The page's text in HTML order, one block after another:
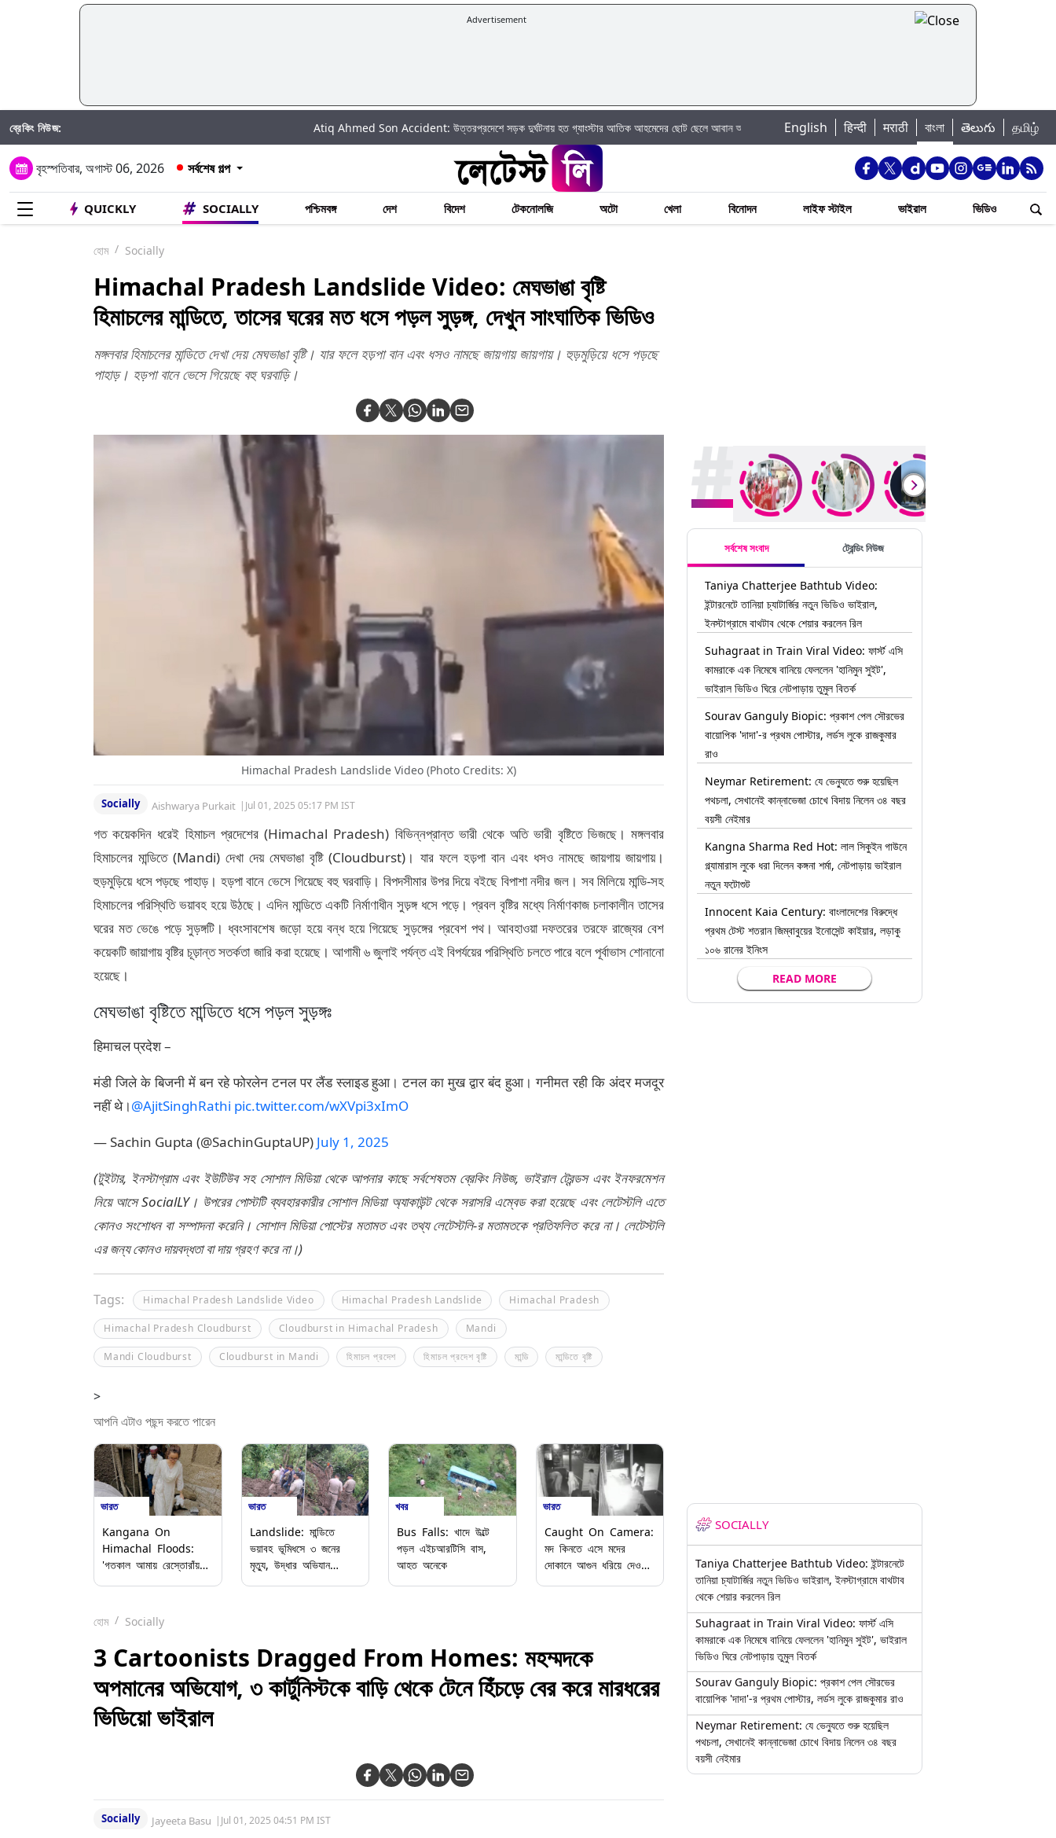
Advertisement
ব্রেকিং নিউজ: Atiq Ahmed Son Accident: উত্তরপ্রদেশে সড়ক দুর্ঘটনায় হত গ্যাংস্টার আতিক আহমেদের ছোট ছেলে আবান আহমেদ|Total Solar Eclipse 2026: অগাস্টের পূর্ণগ্রাস সূর্যগ্রহণ, ভারতে কবে কখন দেখা যাবে,
English हिन्दी मराठी বাংলা తెలుగు தமிழ்
বৃহস্পতিবার, অগাস্ট 06, 2026 সর্বশেষ গল্প
QUICKLY SOCIALLY পশ্চিমবঙ্গ দেশ বিদেশ টেকনোলজি অটো খেলা বিনোদন লাইফ স্টাইল ভাইরাল ভিডিও
হোম Socially
Himachal Pradesh Landslide Video: মেঘভাঙা বৃষ্টি
হিমাচলের মান্ডিতে, তাসের ঘরের মত ধসে পড়ল সুড়ঙ্গ, দেখুন সাংঘাতিক ভিডিও
মঙ্গলবার হিমাচলের মান্ডিতে দেখা দেয় মেঘভাঙা বৃষ্টি। যার ফলে হড়পা বান এবং ধসও নামছে জায়গায় জায়গায়। হুড়মুড়িয়ে ধসে পড়ছে
পাহাড়। হড়পা বানে ভেসে গিয়েছে বহু ঘরবাড়ি।
Himachal Pradesh Landslide Video (Photo Credits: X)
Socially Aishwarya Purkait | Jul 01, 2025 05:17 PM IST
গত কয়েকদিন ধরেই হিমাচল প্রদেশের (Himachal Pradesh) বিভিন্নপ্রান্ত ভারী থেকে অতি ভারী বৃষ্টিতে ভিজছে। মঙ্গলবার
হিমাচলের মান্ডিতে (Mandi) দেখা দেয় মেঘভাঙা বৃষ্টি (Cloudburst)। যার ফলে হড়পা বান এবং ধসও নামছে জায়গায় জায়গায়।
হুড়মুড়িয়ে ধসে পড়ছে পাহাড়। হড়পা বানে ভেসে গিয়েছে বহু ঘরবাড়ি। বিপদসীমার উপর দিয়ে বইছে বিপাশা নদীর জল। সব মিলিয়ে মান্ডি-সহ
হিমাচলের পরিস্থিতি ভয়াবহ হয়ে উঠছে। এদিন মান্ডিতে একটি নির্মাণাধীন সুড়ঙ্গ ধসে পড়ে। প্রবল বৃষ্টির মধ্যে নির্মাণকাজ চলাকালীন তাসের
ঘরের মত ভেঙে পড়ে সুড়ঙ্গটি। ধ্বংসাবশেষ জড়ো হয়ে বন্ধ হয়ে গিয়েছে সুড়ঙ্গের প্রবেশ পথ। আবহাওয়া দফতরের তরফে রাজ্যের বেশ
কয়েকটি জায়াগায় বৃষ্টির চূড়ান্ত সতর্কতা জারি করা হয়েছে। আগামী ৬ জুলাই পর্যন্ত এই বিপর্যয়ের পরিস্থিতি চলতে পারে বলে পূর্বাভাস শোনানো
হয়েছে।
মেঘভাঙা বৃষ্টিতে মান্ডিতে ধসে পড়ল সুড়ঙ্গঃ
हिमाचल प्रदेश –
मंडी जिले के बिजनी में बन रहे फोरलेन टनल पर लैंड स्लाइड हुआ। टनल का मुख द्वार बंद हुआ। गनीमत रही कि अंदर मजदूर
नहीं थे।@AjitSinghRathi pic.twitter.com/wXVpi3xImO
— Sachin Gupta (@SachinGuptaUP) July 1, 2025
(টুইটার, ইনস্টাগ্রাম এবং ইউটিউব সহ সোশাল মিডিয়া থেকে আপনার কাছে সর্বশেষতম ব্রেকিং নিউজ, ভাইরাল ট্রেন্ডস এবং ইনফরমেশন
নিয়ে আসে SocialLY। উপরের পোস্টটি ব্যবহারকারীর সোশাল মিডিয়া অ্যাকাউন্ট থেকে সরাসরি এম্বেড করা হয়েছে এবং লেটেস্টলি এতে
কোনও সংশোধন বা সম্পাদনা করেনি। সোশাল মিডিয়া পোস্টের মতামত এবং তথ্য লেটেস্টলি-র মতামতকে প্রতিফলিত করে না। লেটেস্টলি
এর জন্য কোনও দায়বদ্ধতা বা দায় গ্রহণ করে না।)
Tags: Himachal Pradesh Landslide Video Himachal Pradesh Landslide Himachal Pradesh
Himachal Pradesh Cloudburst Cloudburst in Himachal Pradesh Mandi
Mandi Cloudburst Cloudburst in Mandi হিমাচল প্রদেশ হিমাচল প্রদেশ বৃষ্টি মান্ডি মান্ডিতে বৃষ্টি
>
আপনি এটাও পছন্দ করতে পারেন
ভারত
Kangana On
Himachal Floods:
'গতকাল আমায় রেস্তোরাঁয়
বললেন কঙ্গনা
ভারত
Landslide: মান্ডিতে
ভয়াবহ ভূমিধসে ৩ জনের
মৃত্যু, উদ্ধার অভিযান
খবর
Bus Falls: খাদে উল্টে
পড়ল এইচআরটিসি বাস,
আহত অনেকে
ভারত
Caught On Camera:
মদ কিনতে এসে মদের
দোকানে আগুন ধরিয়ে দেওয়ার
হোম Socially
3 Cartoonists Dragged From Homes: মহম্মদকে
অপমানের অভিযোগ, ৩ কার্টুনিস্টকে বাড়ি থেকে টেনে হিঁচড়ে বের করে মারধরের
ভিডিয়ো ভাইরাল
Socially Jayeeta Basu | Jul 01, 2025 04:51 PM IST
সর্বশেষ সংবাদ ট্রেন্ডিং নিউজ
Taniya Chatterjee Bathtub Video:
ইন্টারনেটে তানিয়া চ্যাটার্জির নতুন ভিডিও ভাইরাল,
ইনস্টাগ্রামে বাথটাব থেকে শেয়ার করলেন রিল
Suhagraat in Train Viral Video: ফার্স্ট এসি
কামরাকে এক নিমেষে বানিয়ে ফেললেন 'হানিমুন সুইট',
ভাইরাল ভিডিও ঘিরে নেটপাড়ায় তুমুল বিতর্ক
Sourav Ganguly Biopic: প্রকাশ পেল সৌরভের
বায়োপিক 'দাদা'-র প্রথম পোস্টার, লর্ডস লুকে রাজকুমার
রাও
Neymar Retirement: যে ভেন্যুতে শুরু হয়েছিল
পথচলা, সেখানেই কান্নাভেজা চোখে বিদায় নিলেন ৩৪ বছর
বয়সী নেইমার
Kangna Sharma Red Hot: লাল সিকুইন গাউনে
গ্ল্যামারাস লুকে ধরা দিলেন কঙ্গনা শর্মা, নেটপাড়ায় ভাইরাল
নতুন ফটোশুট
Innocent Kaia Century: বাংলাদেশের বিরুদ্ধে
প্রথম টেস্ট শতরান জিম্বাবুয়ের ইনোসেন্ট কাইয়ার, লড়াকু
১০৬ রানের ইনিংস
READ MORE
SOCIALLY
Taniya Chatterjee Bathtub Video: ইন্টারনেটে
তানিয়া চ্যাটার্জির নতুন ভিডিও ভাইরাল, ইনস্টাগ্রামে বাথটাব
থেকে শেয়ার করলেন রিল
Suhagraat in Train Viral Video: ফার্স্ট এসি
কামরাকে এক নিমেষে বানিয়ে ফেললেন 'হানিমুন সুইট', ভাইরাল
ভিডিও ঘিরে নেটপাড়ায় তুমুল বিতর্ক
Sourav Ganguly Biopic: প্রকাশ পেল সৌরভের
বায়োপিক 'দাদা'-র প্রথম পোস্টার, লর্ডস লুকে রাজকুমার রাও
Neymar Retirement: যে ভেন্যুতে শুরু হয়েছিল
পথচলা, সেখানেই কান্নাভেজা চোখে বিদায় নিলেন ৩৪ বছর
বয়সী নেইমার